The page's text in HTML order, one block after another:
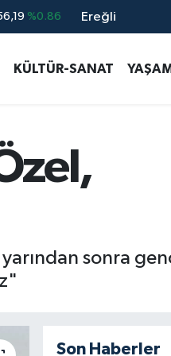
%0.1
%0.11
%0.86
Ereğli
KÜLTÜR-SANAT
sonra
Son Haberler